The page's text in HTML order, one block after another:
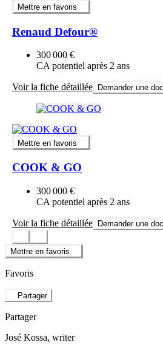
Mettre en favoris
Renaud Defour®
300 000 €
CA potentiel après 2 ans
Voir la fiche détaillée Demander une
Mettre en favoris
COOK & GO
300 000 €
CA potentiel après 2 ans
Voir la fiche détaillée Demander une
Mettre en favoris
Favoris
Partager
Partager
José Kossa, writer